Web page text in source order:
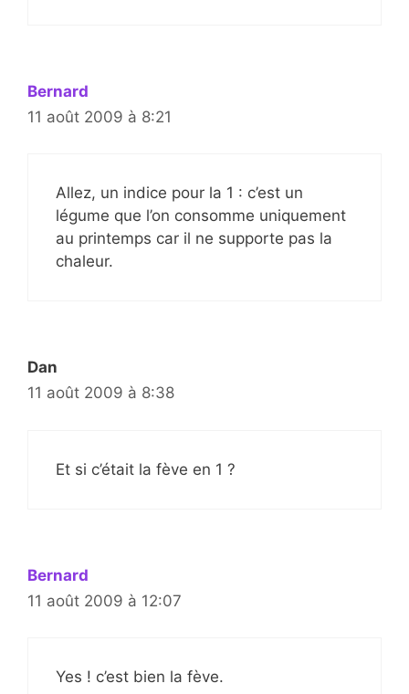
Bernard
11 août 2009 à 8:21
Allez, un indice pour la 1 : c’est un
légume que l’on consomme uniquement
au printemps car il ne supporte pas la
chaleur.
Dan
11 août 2009 à 8:38
Et si c’était la fève en 1 ?
Bernard
11 août 2009 à 12:07
Yes ! c’est bien la fève.